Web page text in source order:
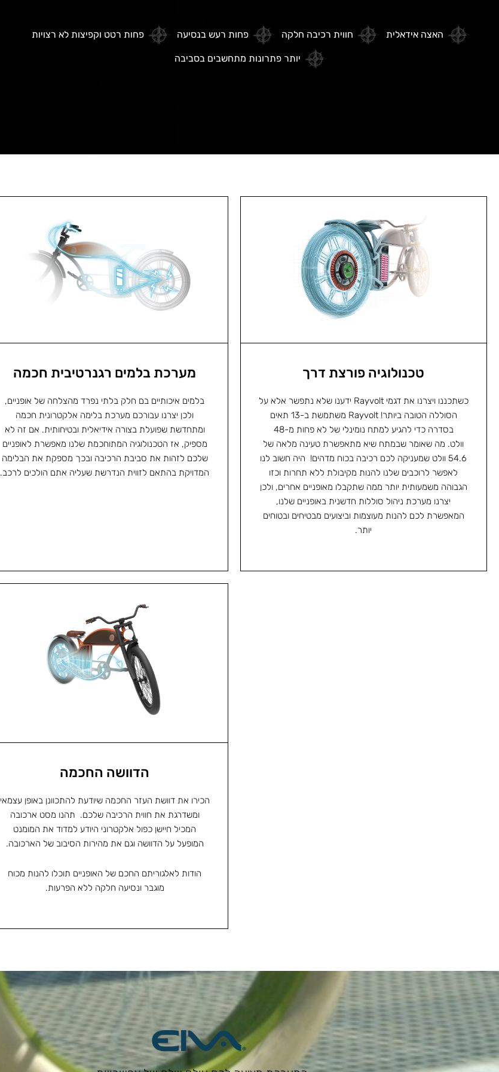
האצה אידאלית חווית רכיבה חלקה פחות רעש בנסיעה פחות רטט וקפיצות לא רצויות
יותר פתרונות מתחשבים בסביבה
טכנולוגיה פורצת דרך
כשתכננו ויצרנו את דגמי Rayvolt ידענו שלא נתפשר אלא על
הסוללה הטובה ביותר! Rayvolt משתמשת ב-13 תאים
בסדרה כדי להגיע למתח נומינלי של לא פחות מ-48
וולט. מה שאומר שבמתח שיא מתאפשרת טעינה מלאה של
54.6 וולט שמעניקה לכם רכיבה בכוח מדהים! היה חשוב לנו
לאפשר לרוכבים שלנו להנות מקיבולת ללא תחרות וכזו
הגבוהה משמעותית יותר ממה שתקבלו מאופניים אחרים, ולכן
יצרנו מערכת ניהול סוללות חדשנית באופניים שלנו,
המאפשרת לכם להנות מעוצמות וביצועים מבטיחים ובטוחים
יותר.
מערכת בלמים רגנרטיבית חכמה
בלמים איכותיים בם חלק בלתי נפרד מהצלחה של אופניים,
ולכן יצרנו עבורכם מערכת בלימה אלקטרונית חכמה
ומתחדשת שפועלת בצורה אידיאלית ובטיחותית. אם זה לא
מספיק, אז הטכנולוגיה המתוחכמת שלנו מאפשרת לאופניים
שלכם לזהות את סביבת הרכיבה ובכך מספקת את הבלימה
המדויקת בהתאם לזווית הנדרשת שעליה אתם הולכים לרכב.
הדוושה החכמה
הכירו את דוושת העזר החכמה שיודעת להתכוונן באופן עצמאי
ומשדרגת את חווית הרכיבה שלכם. תהנו מסט ארכובה
המכיל חיישן כפול אלקטרוני היודע למדוד את המומנט
המופעל על הדוושה וגם את מהירות הסיבוב של הארכובה.
הודות לאלגוריתם החכם של האופניים תוכלו להנות מכוח
מוגבר ונסיעה חלקה ללא הפרעות.